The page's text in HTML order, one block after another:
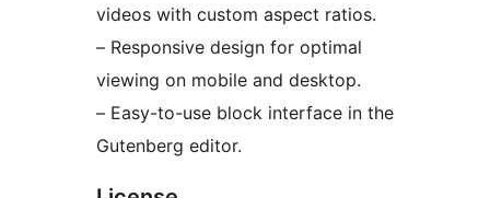
videos with custom aspect ratios.
– Responsive design for optimal
viewing on mobile and desktop.
– Easy-to-use block interface in the
Gutenberg editor.